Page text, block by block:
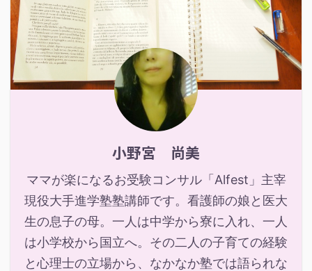
小野宮 尚美
ママが楽になるお受験コンサル「Alfest」主宰
現役大手進学塾塾講師です。看護師の娘と医大
生の息子の母。一人は中学から寮に入れ、一人
は小学校から国立へ。その二人の子育ての経験
と心理士の立場から、なかなか塾では語られな